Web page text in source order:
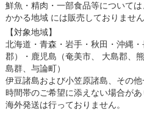
鮮魚・精肉・一部食品等について
かかる地域 には販売しておりませ
【対象地域】
北海道・青森・岩手・秋田・沖縄
郡）・鹿児島（奄美市、 大島郡、
島群、与論町）
伊豆諸島および小笠原諸島、その
時間帯のご希望に添えない場合があ
海外発送は行っておりません。